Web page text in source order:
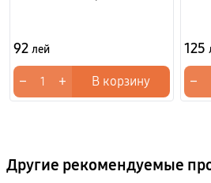
92 лей
− + В корзину
125
−
Другие рекомендуемые